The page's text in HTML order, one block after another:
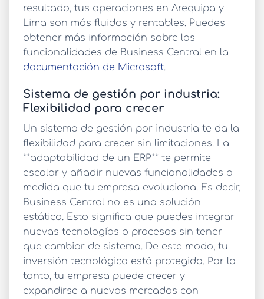
resultado, tus operaciones en Arequipa y
Lima son más fluidas y rentables. Puedes
obtener más información sobre las
funcionalidades de Business Central en la
documentación de Microsoft.
Sistema de gestión por industria:
Flexibilidad para crecer
Un sistema de gestión por industria te da la
flexibilidad para crecer sin limitaciones. La
**adaptabilidad de un ERP** te permite
escalar y añadir nuevas funcionalidades a
medida que tu empresa evoluciona. Es decir,
Business Central no es una solución
estática. Esto significa que puedes integrar
nuevas tecnologías o procesos sin tener
que cambiar de sistema. De este modo, tu
inversión tecnológica está protegida. Por lo
tanto, tu empresa puede crecer y
expandirse a nuevos mercados con